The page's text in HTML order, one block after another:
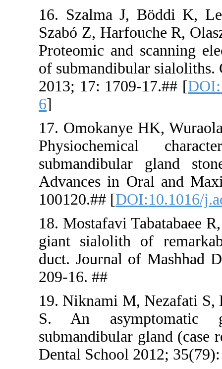
16.
Szabó Z,
Proteomic
of
2013; 17:
17.
Advances
100120.## [
18.
giant
duct.
19.
S. An
Dental